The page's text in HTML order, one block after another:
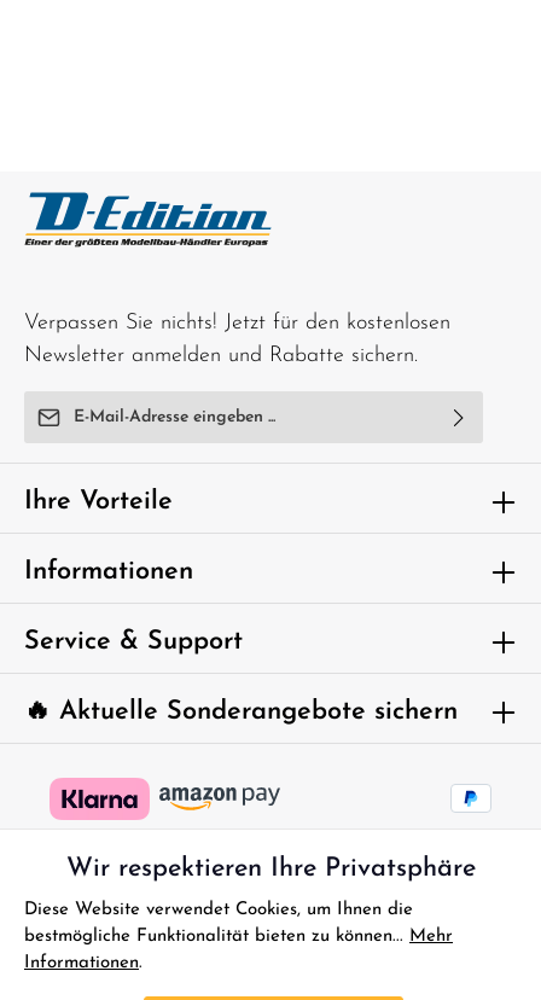
Verpassen Sie nichts! Jetzt für den kostenlosen
Newsletter anmelden und Rabatte sichern.
E-Mail-Adresse*
Ich habe dieDatenschutzbestimmungenzur Kenntnis
genommen und die
einverstanden.
Um weiterzugehen, geben Sie die oben
abgebildeten Zeichen ein*
🔥 Aktuelle Sonderangebote sichern
Ihre Vorteile
Informationen
Service & Support
Wir respektieren Ihre Privatsphäre
Diese Website verwendet Cookies, um Ihnen die
bestmögliche Funktionalität bieten zu können... Mehr
Informationen.